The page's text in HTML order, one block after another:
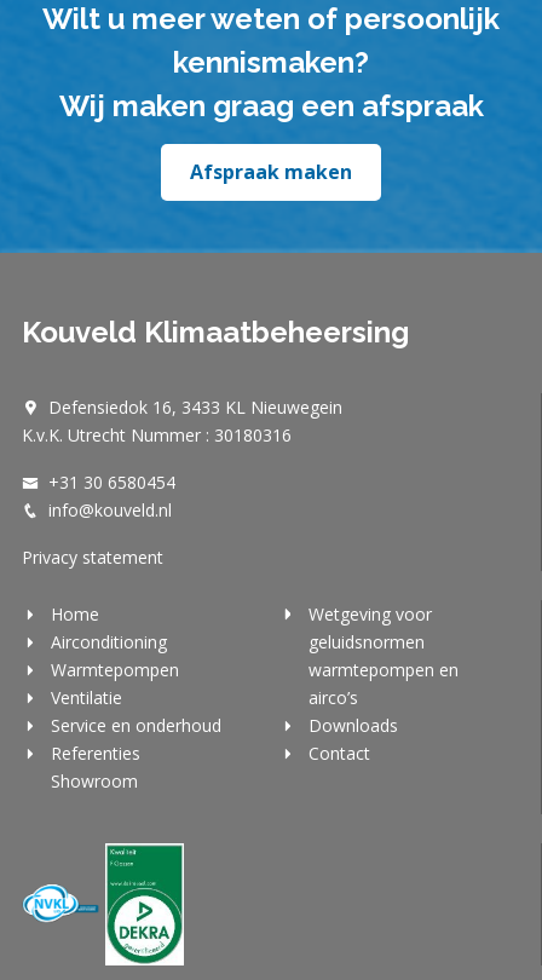
Wilt u meer weten of persoonlijk
kennismaken?
Wij maken graag een afspraak
Afspraak maken
Kouveld Klimaatbeheersing
Defensiedok 16, 3433 KL Nieuwegein
K.v.K. Utrecht Nummer : 30180316
+31 30 6580454
info@kouveld.nl
Privacy statement
Home
Airconditioning
Warmtepompen
Ventilatie
Service en onderhoud
Referenties
Showroom
Wetgeving voor
geluidsnormen
warmtepompen en
airco’s
Downloads
Contact